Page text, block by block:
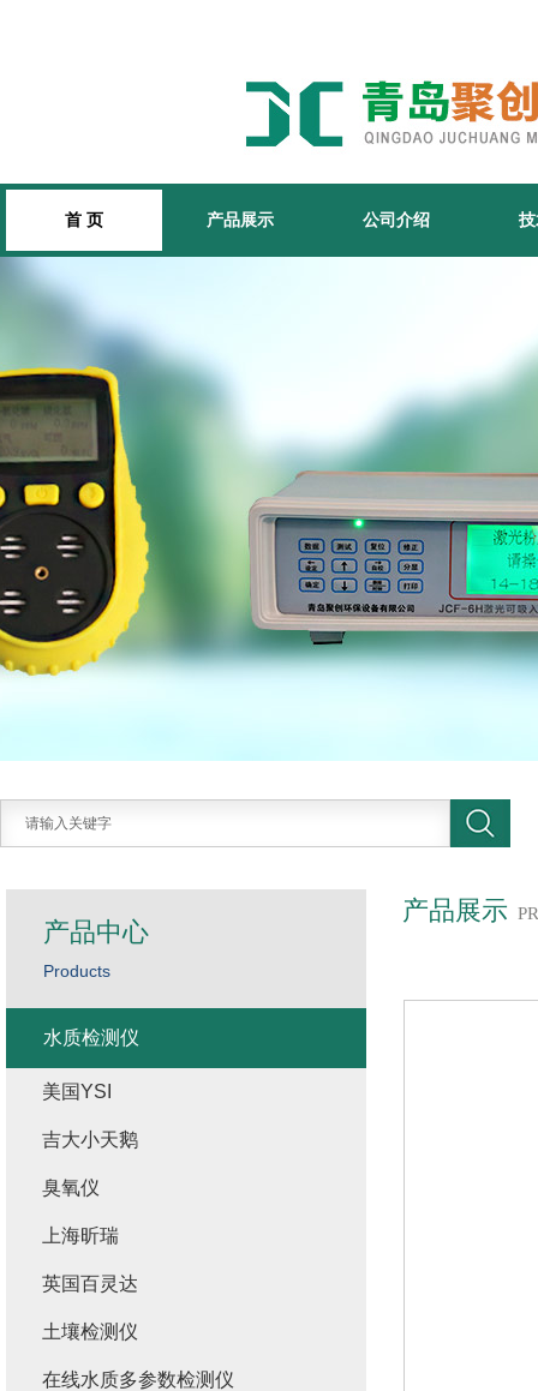
首 页 产品展示 公司介绍
产品展示
产品中心
Products
水质检测仪
美国YSI
吉大小天鹅
臭氧仪
上海昕瑞
英国百灵达
土壤检测仪
在线水质多参数检测仪